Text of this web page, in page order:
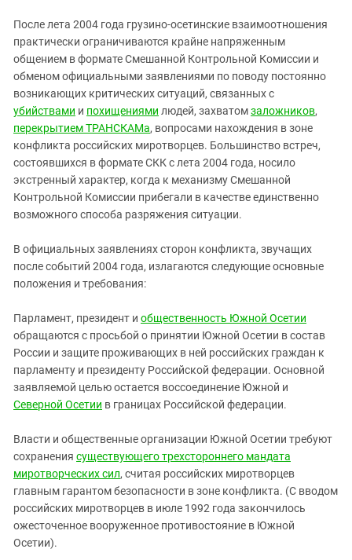
После лета 2004 года грузино-осетинские взаимоотношения
практически ограничиваются крайне напряженным
общением в формате Смешанной Контрольной Комиссии и
обменом официальными заявлениями по поводу постоянно
возникающих критических ситуаций, связанных с
убийствами и похищениями людей, захватомзаложников,
перекрытием ТРАНСКАМа, вопросами нахождения в зоне
конфликта российских миротворцев. Большинство встреч,
состоявшихся в формате СКК с лета 2004 года, носило
экстренный характер, когда к механизму Смешанной
Контрольной Комиссии прибегали в качестве единственно
возможного способа разряжения ситуации.
В официальных заявлениях сторон конфликта, звучащих
после событий 2004 года, излагаются следующие основные
положения и требования:
Парламент, президент и общественность Южной Осетии
обращаются с просьбой о принятии Южной Осетии в состав
России и защите проживающих в ней российских граждан к
парламенту и президенту Российской федерации. Основной
заявляемой целью остается воссоединение Южной и
Северной Осетии в границах Российской федерации.
Власти и общественные организации Южной Осетии требуют
сохранения существующего трехстороннего мандата
миротворческих сил, считая российских миротворцев
главным гарантом безопасности в зоне конфликта. (С вводом
российских миротворцев в июле 1992 года закончилось
ожесточенное вооруженное противостояние в Южной
Осетии).